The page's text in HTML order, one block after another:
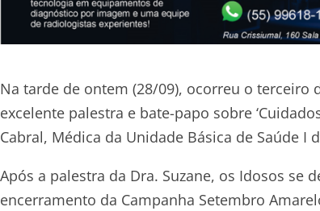
Na tarde de ontem (28/09), ocorreu o terceiro
excelente palestra e bate-papo sobre
Cabral, Médica da Unidade Básica de Saúde I
Após a palestra da Dra. Suzane, os Idosos se
encerramento da Campanha Setembro